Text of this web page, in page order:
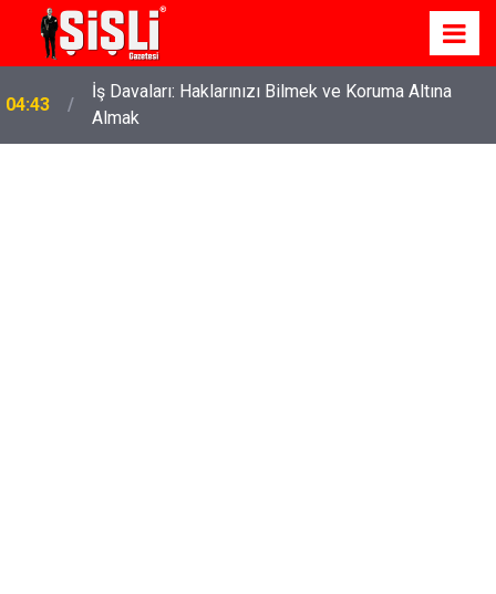
04:43
İş Davaları: Haklarınızı Bilmek ve Koruma Altına
Almak